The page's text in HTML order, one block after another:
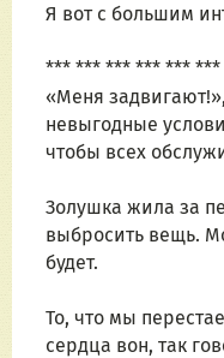
Я вот с большим
*** *** *** *** ***
«Меня
невыгодные
чтобы всех
Золушка жила за
выбросить вещь.
будет.
То, что мы
сердца вон, так